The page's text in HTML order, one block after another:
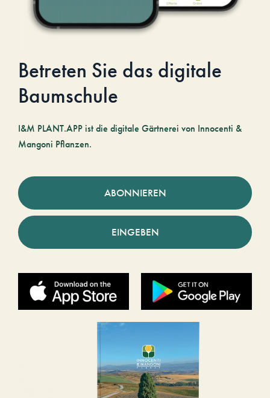
Betreten Sie das digitale
Baumschule
I&M PLANT.APP ist die digitale Gärtnerei von Innocenti &
Mangoni Pflanzen.
ABONNIEREN
EINGEBEN